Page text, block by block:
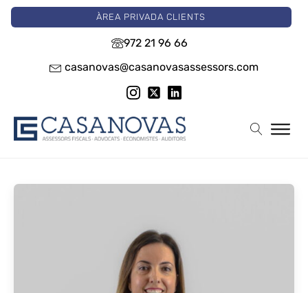
ÀREA PRIVADA CLIENTS
972 21 96 66
casanovas@casanovasassessors.com